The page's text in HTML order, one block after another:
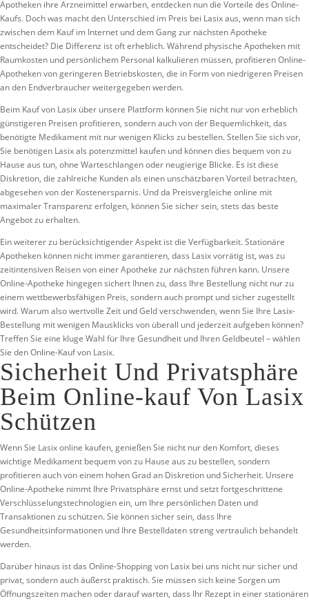
Apotheken ihre Arzneimittel erwarben, entdecken nun die Vorteile des Online-
Kaufs. Doch was macht den Unterschied im Preis bei Lasix aus, wenn man sich
zwischen dem Kauf im Internet und dem Gang zur nächsten Apotheke
entscheidet? Die Differenz ist oft erheblich. Während physische Apotheken mit
Raumkosten und persönlichem Personal kalkulieren müssen, profitieren Online-
Apotheken von geringeren Betriebskosten, die in Form von niedrigeren Preisen
an den Endverbraucher weitergegeben werden.
Beim Kauf von Lasix über unsere Plattform können Sie nicht nur von erheblich
günstigeren Preisen profitieren, sondern auch von der Bequemlichkeit, das
benötigte Medikament mit nur wenigen Klicks zu bestellen. Stellen Sie sich vor,
Sie benötigen Lasix als potenzmittel kaufen und können dies bequem von zu
Hause aus tun, ohne Warteschlangen oder neugierige Blicke. Es ist diese
Diskretion, die zahlreiche Kunden als einen unschätzbaren Vorteil betrachten,
abgesehen von der Kostenersparnis. Und da Preisvergleiche online mit
maximaler Transparenz erfolgen, können Sie sicher sein, stets das beste
Angebot zu erhalten.
Ein weiterer zu berücksichtigender Aspekt ist die Verfügbarkeit. Stationäre
Apotheken können nicht immer garantieren, dass Lasix vorrätig ist, was zu
zeitintensiven Reisen von einer Apotheke zur nächsten führen kann. Unsere
Online-Apotheke hingegen sichert Ihnen zu, dass Ihre Bestellung nicht nur zu
einem wettbewerbsfähigen Preis, sondern auch prompt und sicher zugestellt
wird. Warum also wertvolle Zeit und Geld verschwenden, wenn Sie Ihre Lasix-
Bestellung mit wenigen Mausklicks von überall und jederzeit aufgeben können?
Treffen Sie eine kluge Wahl für Ihre Gesundheit und Ihren Geldbeutel – wählen
Sie den Online-Kauf von Lasix.
Sicherheit Und Privatsphäre
Beim Online-kauf Von Lasix
Schützen
Wenn Sie Lasix online kaufen, genießen Sie nicht nur den Komfort, dieses
wichtige Medikament bequem von zu Hause aus zu bestellen, sondern
profitieren auch von einem hohen Grad an Diskretion und Sicherheit. Unsere
Online-Apotheke nimmt Ihre Privatsphäre ernst und setzt fortgeschrittene
Verschlüsselungstechnologien ein, um Ihre persönlichen Daten und
Transaktionen zu schützen. Sie können sicher sein, dass Ihre
Gesundheitsinformationen und Ihre Bestelldaten streng vertraulich behandelt
werden.
Darüber hinaus ist das Online-Shopping von Lasix bei uns nicht nur sicher und
privat, sondern auch äußerst praktisch. Sie müssen sich keine Sorgen um
Öffnungszeiten machen oder darauf warten, dass Ihr Rezept in einer stationären